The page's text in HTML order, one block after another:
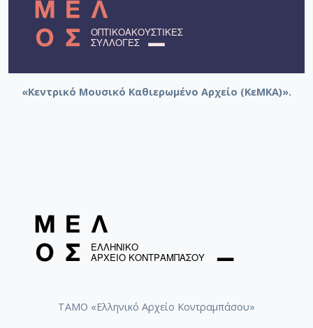
«Κεντρικό Μουσικό Καθιερωμένο Αρχείο (ΚεΜΚΑ)».
ΤΑΜΟ «Ελληνικό Αρχείο Κοντραμπάσου»